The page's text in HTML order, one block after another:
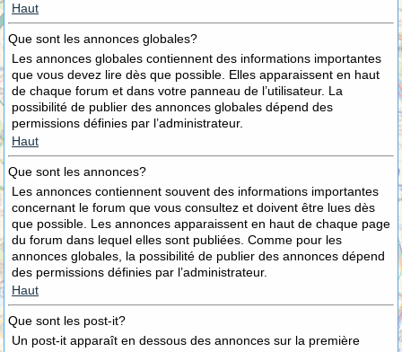
Haut
Que sont les annonces globales?
Les annonces globales contiennent des informations importantes
que vous devez lire dès que possible. Elles apparaissent en haut
de chaque forum et dans votre panneau de l’utilisateur. La
possibilité de publier des annonces globales dépend des
permissions définies par l’administrateur.
Haut
Que sont les annonces?
Les annonces contiennent souvent des informations importantes
concernant le forum que vous consultez et doivent être lues dès
que possible. Les annonces apparaissent en haut de chaque page
du forum dans lequel elles sont publiées. Comme pour les
annonces globales, la possibilité de publier des annonces dépend
des permissions définies par l’administrateur.
Haut
Que sont les post-it?
Un post-it apparaît en dessous des annonces sur la première